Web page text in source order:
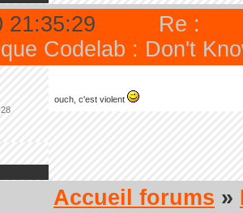
21:35:29
Re :
Codelab : Don't
ouch, c'est violent
Accueil forums »